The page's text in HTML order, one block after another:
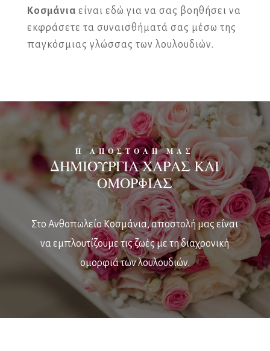
Κοσμάνια είναι εδώ για να σας βοηθήσει να
εκφράσετε τα συναισθήματά σας μέσω της
παγκόσμιας γλώσσας των λουλουδιών.
Η ΑΠΟΣΤΟΛΗ ΜΑΣ
ΔΗΜΙΟΥΡΓΙΑ ΧΑΡΑΣ ΚΑΙ
ΟΜΟΡΦΙΑΣ
Στο Ανθοπωλείο Κοσμάνια, αποστολή μας είναι
να εμπλουτίζουμε τις ζωές με τη διαχρονική
ομορφιά των λουλουδιών.